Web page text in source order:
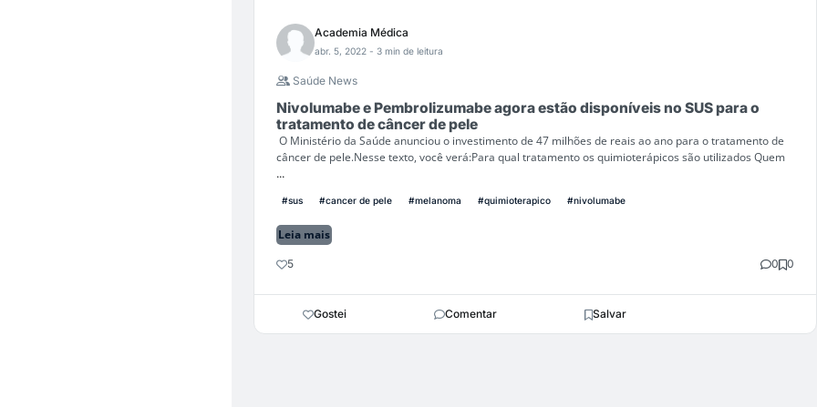
Academia Médica
abr. 5, 2022 - 3 min de leitura
Saúde News
Nivolumabe e Pembrolizumabe agora estão disponíveis no SUS para o
tratamento de câncer de pele
O Ministério da Saúde anunciou o investimento de 47 milhões de reais ao ano para o tratamento de
câncer de pele.Nesse texto, você verá:Para qual tratamento os quimioterápicos são utilizados Quem
...
#sus #cancer de pele #melanoma #quimioterapico #nivolumabe
Leia mais
5 0 0
Gostei Comentar Salvar